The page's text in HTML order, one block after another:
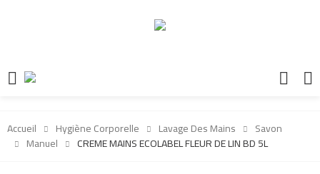
Accueil Hygiène Corporelle Lavage Des Mains
Savon
Manuel
CREME MAINS ECOLABEL FLEUR DE LIN BD 5L